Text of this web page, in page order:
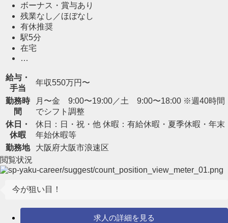
ボーナス・賞与あり
残業なし／ほぼなし
有休推奨
駅5分
在宅
…
給与・
手当
年収550万円〜
勤務時
間
月〜金 9:00〜19:00／土 9:00〜18:00 ※週40時間
でシフト調整
休日・
休暇
休日：日・祝・他 休暇：有給休暇・夏季休暇・年末
年始休暇等
勤務地
大阪府大阪市浪速区
閲覧状況
今が狙い目！
求人の詳細を見る